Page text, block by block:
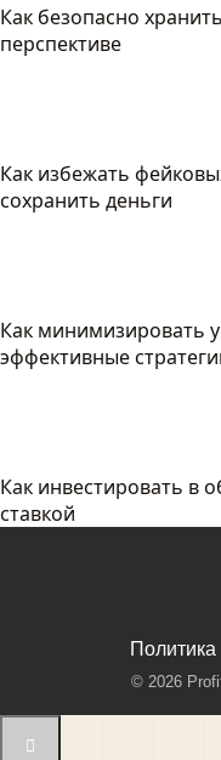
Как безопасно
перспективе
Как избежать
сохранить деньги
Как минимизировать
эффективные
Как инвестировать в
ставкой
© 2026